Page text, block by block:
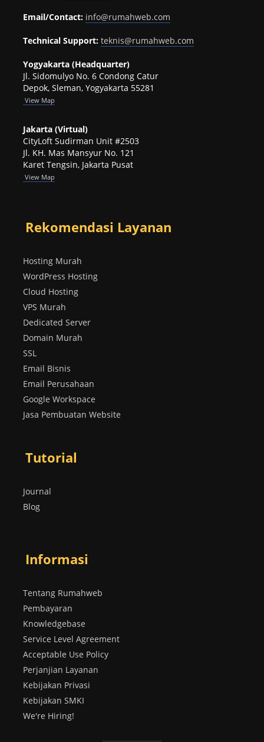
Email/Contact: info@rumahweb.com
Technical Support: teknis@rumahweb.com
Yogyakarta (Headquarter)
Jl. Sidomulyo No. 6 Condong Catur
Depok, Sleman, Yogyakarta 55281
View Map
Jakarta (Virtual)
CityLoft Sudirman Unit #2503
Jl. KH. Mas Mansyur No. 121
Karet Tengsin, Jakarta Pusat
View Map
Rekomendasi Layanan
Hosting Murah
WordPress Hosting
Cloud Hosting
VPS Murah
Dedicated Server
Domain Murah
SSL
Email Bisnis
Email Perusahaan
Google Workspace
Jasa Pembuatan Website
Tutorial
Journal
Blog
Informasi
Tentang Rumahweb
Pembayaran
Knowledgebase
Service Level Agreement
Acceptable Use Policy
Perjanjian Layanan
Kebijakan Privasi
Kebijakan SMKI
We're Hiring!